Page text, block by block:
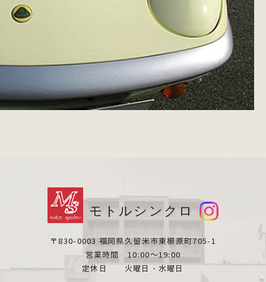
モトルシンクロ
〒830-0003 福岡県久留米市東櫛原町705-1
営業時間 10:00～19:00
定休日 火曜日・水曜日